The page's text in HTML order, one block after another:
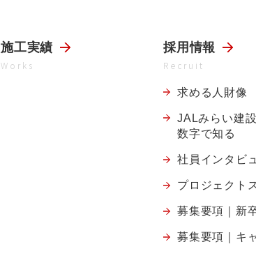
施工実績
Works
採用情報
Recruit
求める人財像
JALみらい建
数字で知る
社員インタビ
プロジェクト
募集要項｜新
募集要項｜キ